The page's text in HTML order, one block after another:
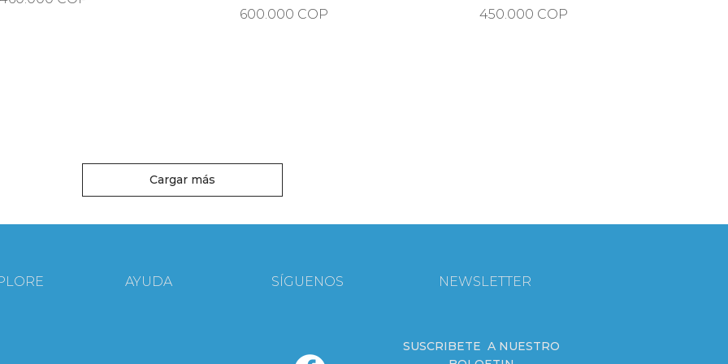
Precio
600.000 COP Precio
450.000 COP
Cargar más
AYUDA SÍGUENOS NEWSLETTER
SUSCRIBETE A NUESTRO